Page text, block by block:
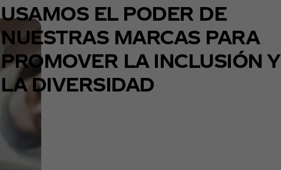
USAMOS EL PODER DE
NUESTRAS MARCAS PARA
PROMOVER LA INCLUSIÓN Y
LA DIVERSIDAD